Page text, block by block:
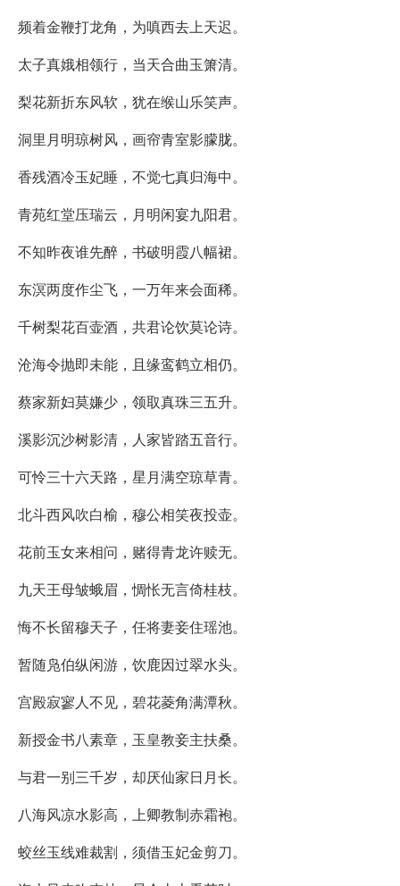
频着金鞭打龙角，为嗔西去上天迟。
太子真娥相领行，当天合曲玉箫清。
梨花新折东风软，犹在缑山乐笑声。
洞里月明琼树风，画帘青室影朦胧。
香残酒冷玉妃睡，不觉七真归海中。
青苑红堂压瑞云，月明闲宴九阳君。
不知昨夜谁先醉，书破明霞八幅裙。
东溟两度作尘飞，一万年来会面稀。
千树梨花百壶酒，共君论饮莫论诗。
沧海令抛即未能，且缘鸾鹤立相仍。
蔡家新妇莫嫌少，领取真珠三五升。
溪影沉沙树影清，人家皆踏五音行。
可怜三十六天路，星月满空琼草青。
北斗西风吹白榆，穆公相笑夜投壶。
花前玉女来相问，赌得青龙许赎无。
九天王母皱蛾眉，惆怅无言倚桂枝。
悔不长留穆天子，任将妻妾住瑶池。
暂随凫伯纵闲游，饮鹿因过翠水头。
宫殿寂寥人不见，碧花菱角满潭秋。
新授金书八素章，玉皇教妾主扶桑。
与君一别三千岁，却厌仙家日月长。
八海风凉水影高，上卿教制赤霜袍。
蛟丝玉线难裁割，须借玉妃金剪刀。